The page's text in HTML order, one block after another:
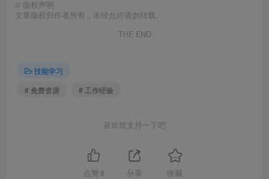
© 版权声明
文章版权归作者所有，未经允许请勿转载。
THE END
技能学习
# 免费资源
# 工作经验
喜欢就支持一下吧
点赞 8 分享 收藏